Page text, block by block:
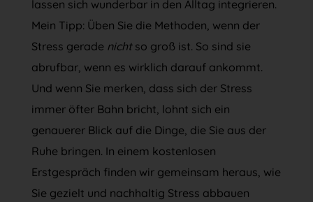
lassen sich wunderbar in den Alltag integrieren.
Mein Tipp: Üben Sie die Methoden, wenn der
Stress gerade nichtso groß ist. So sind sie
abrufbar, wenn es wirklich darauf ankommt.
Und wenn Sie merken, dass sich der Stress
immer öfter Bahn bricht, lohnt sich ein
genauerer Blick auf die Dinge, die Sie aus der
Ruhe bringen. In einem kostenlosen
Erstgespräch finden wir gemeinsam heraus, wie
Sie gezielt und nachhaltig Stress abbauen